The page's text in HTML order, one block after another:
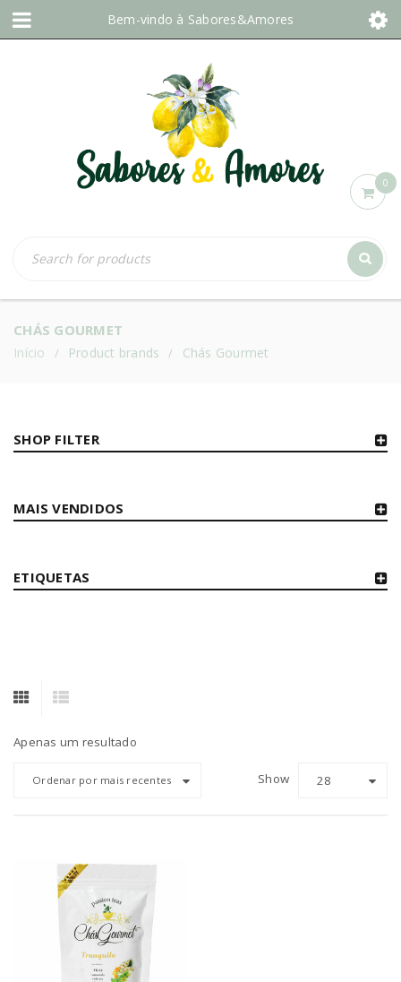
Bem-vindo à Sabores&Amores
0
CHÁS GOURMET
Início / Product brands / Chás Gourmet
SHOP FILTER
MAIS VENDIDOS
ETIQUETAS
Apenas um resultado
Ordenar por mais recentes Show 28